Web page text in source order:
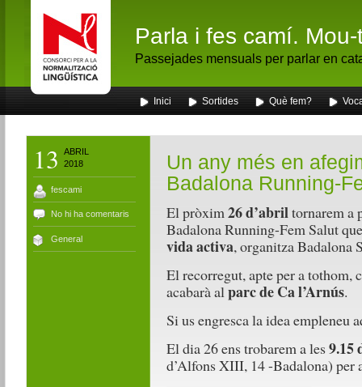
Parla i fes camí.
Passejades mensuals per parlar en
Inici Sortides Què fem?
13
ABRIL
2018
fescami
No hi ha comentaris
General
Un any més en
Badalona Running-
El pròxim26 d’abriltornarem a
Badalona Running-Fem Salut
vida activa, organitza Badalona
El recorregut, apte per a tothom,
acabarà alparc de Ca l’Arnús.
Si us engresca la idea empleneu
El dia 26 ens trobarem a les9.15
d’Alfons XIII, 14 -Badalona) per